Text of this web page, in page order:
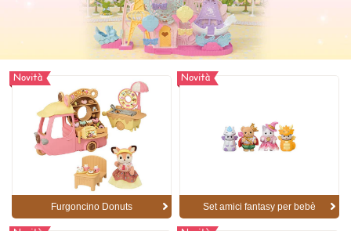
Novità
Furgoncino Donuts
Novità
Set amici fantasy per bebè